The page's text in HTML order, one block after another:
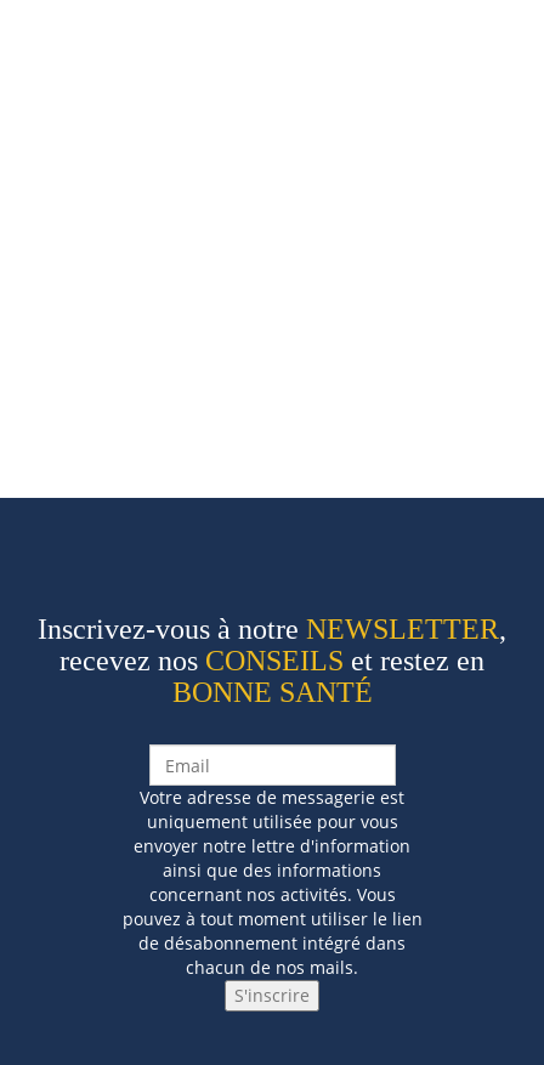
Inscrivez-vous à notre NEWSLETTER,
recevez nos CONSEILS et restez en
BONNE SANTÉ
Votre adresse de messagerie est
uniquement utilisée pour vous
envoyer notre lettre d'information
ainsi que des informations
concernant nos activités. Vous
pouvez à tout moment utiliser le lien
de désabonnement intégré dans
chacun de nos mails.